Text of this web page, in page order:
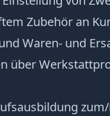
Zubehör an
Waren- und
über